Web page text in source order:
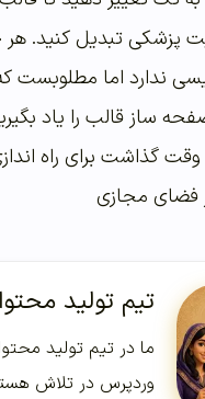
تبدیل کنید. هر
ندارد اما مطلوبست
ساز قالب را یاد
وقت گذاشت برای راه
فضای مجازی
تیم تولید محتوا
ما در تیم تولید
وردپرس در تلاش